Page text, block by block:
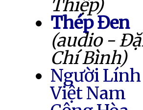
Thiệp)
Thép Đen
(audio -
Chí Bình)
Người Lính
Việt Nam